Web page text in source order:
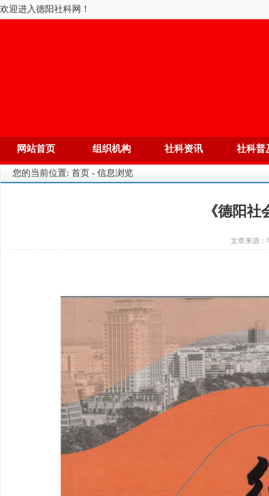
欢迎进入德阳社科网！
网站首页 组织机构 社科资讯 社科普
您的当前位置: 首页 - 信息浏览
《德阳
文章来源：